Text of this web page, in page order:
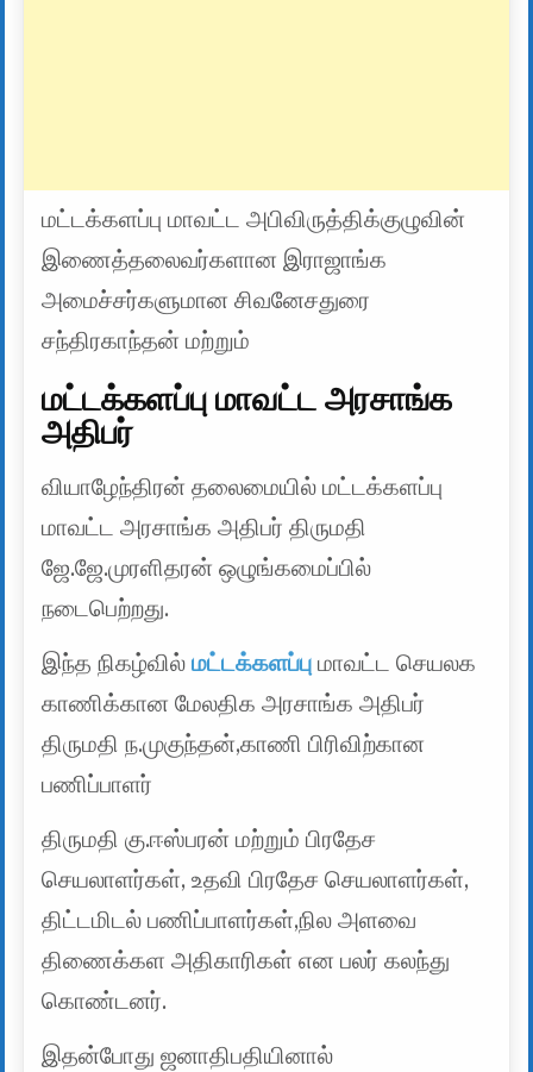
மட்டக்களப்பு மாவட்ட அபிவிருத்திக்குழுவின்
இணைத்தலைவர்களான இராஜாங்க
அமைச்சர்களுமான சிவனேசதுரை
சந்திரகாந்தன் மற்றும்
மட்டக்களப்பு மாவட்ட அரசாங்க
அதிபர்
வியாழேந்திரன் தலைமையில் மட்டக்களப்பு
மாவட்ட அரசாங்க அதிபர் திருமதி
ஜே.ஜே.முரளிதரன் ஒழுங்கமைப்பில்
நடைபெற்றது.
இந்த நிகழ்வில்மட்டக்களப்பு மாவட்ட செயலக
காணிக்கான மேலதிக அரசாங்க அதிபர்
திருமதி ந.முகுந்தன்,காணி பிரிவிற்கான
பணிப்பாளர்
திருமதி கு.ஈஸ்பரன் மற்றும் பிரதேச
செயலாளர்கள், உதவி பிரதேச செயலாளர்கள்,
திட்டமிடல் பணிப்பாளர்கள்,நில அளவை
திணைக்கள அதிகாரிகள் என பலர் கலந்து
கொண்டனர்.
இதன்போது ஜனாதிபதியினால்